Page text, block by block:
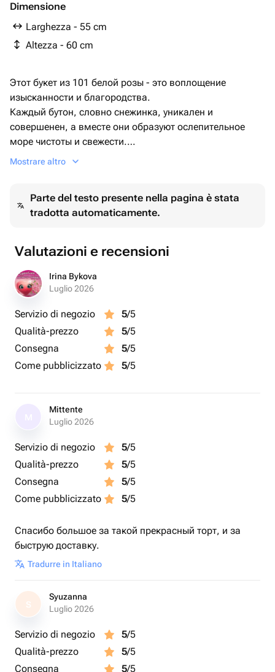
Dimensione
Larghezza - 55 cm
Altezza - 60 cm
Этот букет из 101 белой розы - это воплощение
изысканности и благородства.
Каждый бутон, словно снежинка, уникален и
совершенен, а вместе они образуют ослепительное
море чистоты и свежести.
Белоснежные лепестки, нежно обрамленные зеленью,
торжественности и подчеркивает его роскошный
характер. Этот букет — не просто подарок, это знак
передать самые теплые чувства без слов. Он станет
идеальным сюрпризом для особенного человека или
важного события, где требуется особая изысканность.
Не Кения! Наши розы с крупным бутоном и ярким
Mostrare altro
Parte del testo presente nella pagina è stata
tradotta automaticamente.
Valutazioni e recensioni
Irina Bykova
Luglio 2026
Servizio di negozio 5/5
Qualità-prezzo
5/5
Consegna
5/5
Come pubblicizzato
5/5
Mittente
Luglio 2026
Servizio di negozio 5/5
Qualità-prezzo
5/5
Consegna
5/5
Come pubblicizzato
5/5
Спасибо большое за такой прекрасный торт, и за
быструю доставку.
Tradurre in Italiano
S
Syuzanna
Luglio 2026
Servizio di negozio 5/5
Qualità-prezzo
5/5
Consegna
5/5